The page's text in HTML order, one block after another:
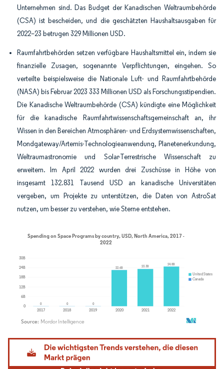
Unternehmen sind. Das Budget der Kanadischen Weltraumbehörde
(CSA) ist bescheiden, und die geschätzten Haushaltsausgaben für
2022–23 betrugen 329 Millionen USD.
Raumfahrtbehörden setzen verfügbare Haushaltsmittel ein, indem sie
finanzielle Zusagen, sogenannte Verpflichtungen, eingehen. So
verteilte beispielsweise die Nationale Luft- und Raumfahrtbehörde
(NASA) bis Februar 2023 333 Millionen USD als Forschungsstipendien.
Die Kanadische Weltraumbehörde (CSA) kündigte eine Möglichkeit
für die kanadische Raumfahrtwissenschaftsgemeinschaft an, ihr
Wissen in den Bereichen Atmosphären- und Erdsystemwissenschaften,
Mondgateway/Artemis-Technologieanwendung, Planetenerkundung,
Weltraumastronomie und Solar-Terrestrische Wissenschaft zu
erweitern. Im April 2022 wurden drei Zuschüsse in Höhe von
insgesamt 132.831 Tausend USD an kanadische Universitäten
vergeben, um Projekte zu unterstützen, die Daten von AstroSat
nutzen, um besser zu verstehen, wie Sterne entstehen.
Bild © Mordor Intelligence. Wiederverwendung erfordert Namensnennung gemäß